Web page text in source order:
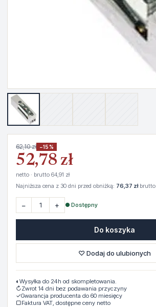
62,10 zł −15%
52,78 zł
netto · brutto 64,91 zł
Najniższa cena z 30 dni przed obniżką: 76,37 złbrutto
− + ● Dostępny
Do koszyka
♡ Dodaj do ulubionych
◐ Wysyłka do 24h od skompletowania.
↻Zwrot 14 dni bez podawania przyczyny
✓Gwarancja producenta do 60 miesięcy
▢Faktura VAT, dostępne ceny netto